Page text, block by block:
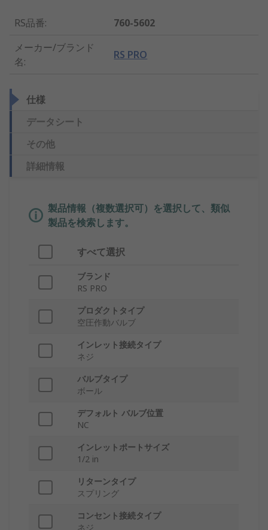
RS品番:
760-5602
メーカー/ブランド
名:
RS PRO
仕様
データシート
その他
詳細情報
製品情報（複数選択可）を選択して、類似
製品を検索します。
すべて選択
ブランド
RS PRO
プロダクトタイプ
空圧作動バルブ
インレット接続タイプ
ネジ
バルブタイプ
ボール
デフォルト バルブ位置
NC
インレットポートサイズ
1/2 in
リターンタイプ
スプリング
コンセント接続タイプ
ネジ